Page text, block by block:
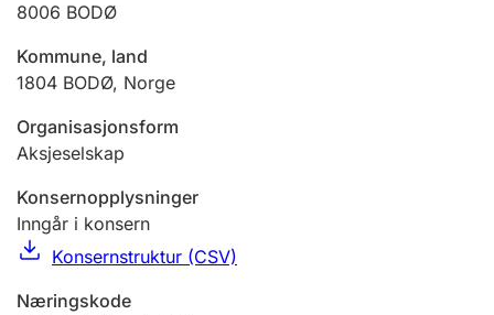
Jeger
Ektepaktveileder
Offentlig sektor
Andre tema
8006 BODØ
Kommune, land
1804 BODØ, Norge
Organisasjonsform
Aksjeselskap
Konsernopplysninger
Inngår i konsern
Konsernstruktur (CSV)
Næringskode